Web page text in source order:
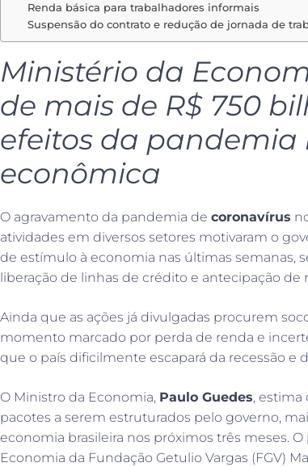
Renda básica para trabalhadores informais
Suspensão do contrato e redução de jornada de
Ministério da
de mais de R$ 750
efeitos da
econômica
O agravamento da pandemia de coronavírus
atividades em diversos setores motivaram o
de estímulo à economia nas últimas semanas,
liberação de linhas de crédito e antecipação de
Ainda que as ações já divulgadas procurem
momento marcado por perda de renda e
que o país dificilmente escapará da recessão
O Ministro da Economia, Paulo Guedes, estima
pacotes a serem estruturados pelo governo,
economia brasileira nos próximos três meses.
Economia da Fundação Getulio Vargas (FGV)